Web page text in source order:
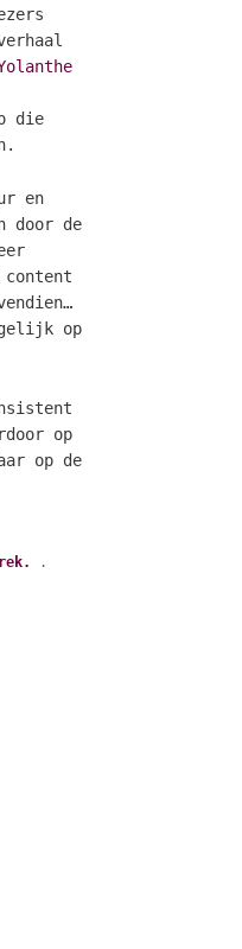
die
en
door de
op
op
op de
.